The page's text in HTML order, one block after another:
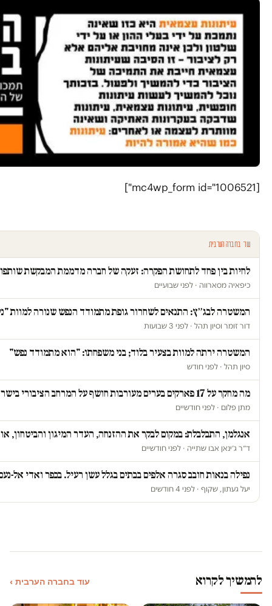
[mc4wp_form id="1006521"]
עוד בחברה הערבית
לחיות בין פחד לתחושת הפקרה: זעקה של חברה מדממת המבקשת
כיפאיה מסארווה · לפני שבועיים
המשטרה לבג״ץ: התנאים לשחרור גופת מתמודד הנפש שנורה למוות
דור זומר וסיון תהל · לפני 3 שבועות
המשטרה ירתה למוות בצעיר בלוד; בני משפחתו: "הוא מתמודד נפש"
סיון תהל · לפני חודש
מה מחקר על 17 פארקים בערים מעורבות חושף על המרחב הציבורי בישראל
מתן פלום · לפני חודשיים
אנגלמן, התבלבלת: במקום לבקר את ההזנחה, העדר המיגון
ד״ר ג׳ינאן אבו שתייה · לפני חודשיים
נפילה בנאות חובב סגרה אלפים בבתים בגלל עשן רעיל. בכפר ואדי אל-
יעל געתון, שקוף · לפני 4 חודשים
להמשיך לקרוא עוד בחברה הערבית ›